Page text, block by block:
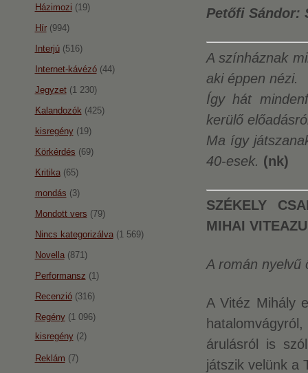
Petőfi Sándor:
A színháznak
aki éppen nézi.
Így hát
kerülő
Ma így
40-esek. (nk)
SZÉKELY
MIHAI
A román nyelvű
A Vitéz Mihály
árulásról is
játszik velünk a
Házimozi (19)
Hír(994)
Interjú(516)
Internet-kávézó(44)
Jegyzet(1 230)
Kalandozók (425)
kisregény(19)
Körkérdés (69)
Kritika(65)
mondás (3)
Mondott vers (79)
Nincs kategorizálva(1 569)
Novella(871)
Performansz (1)
Recenzió(316)
Regény(1 096)
kisregény(2)
Reklám (7)